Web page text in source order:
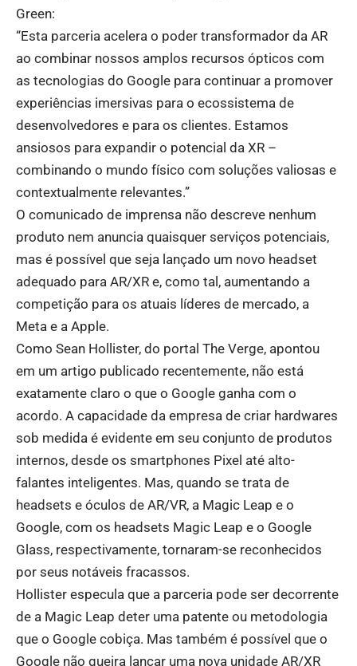
Green:
“Esta parceria acelera o poder transformador da AR
ao combinar nossos amplos recursos ópticos com
as tecnologias do Google para continuar a promover
experiências imersivas para o ecossistema de
desenvolvedores e para os clientes. Estamos
ansiosos para expandir o potencial da XR –
combinando o mundo físico com soluções valiosas e
contextualmente relevantes.”
O comunicado de imprensa não descreve nenhum
produto nem anuncia quaisquer serviços potenciais,
mas é possível que seja lançado um novo headset
adequado para AR/XR e, como tal, aumentando a
competição para os atuais líderes de mercado, a
Meta e a Apple.
Como Sean Hollister, do portal The Verge, apontou
em um artigo publicado recentemente, não está
exatamente claro o que o Google ganha com o
acordo. A capacidade da empresa de criar hardwares
sob medida é evidente em seu conjunto de produtos
internos, desde os smartphones Pixel até alto-
falantes inteligentes. Mas, quando se trata de
headsets e óculos de AR/VR, a Magic Leap e o
Google, com os headsets Magic Leap e o Google
Glass, respectivamente, tornaram-se reconhecidos
por seus notáveis ​​fracassos.
Hollister especula que a parceria pode ser decorrente
de a Magic Leap deter uma patente ou metodologia
que o Google cobiça. Mas também é possível que o
Google não queira lançar uma nova unidade AR/XR